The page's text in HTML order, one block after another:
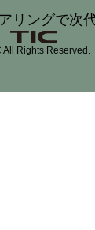
リングで次
All Rights Reserved.